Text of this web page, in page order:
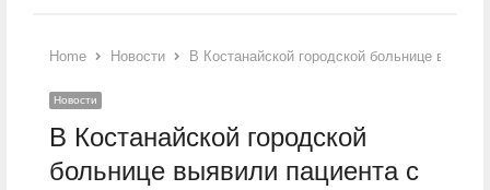
Home Новости В Костанайской городской больнице
Новости
В Костанайской городской
больнице выявили пациента с